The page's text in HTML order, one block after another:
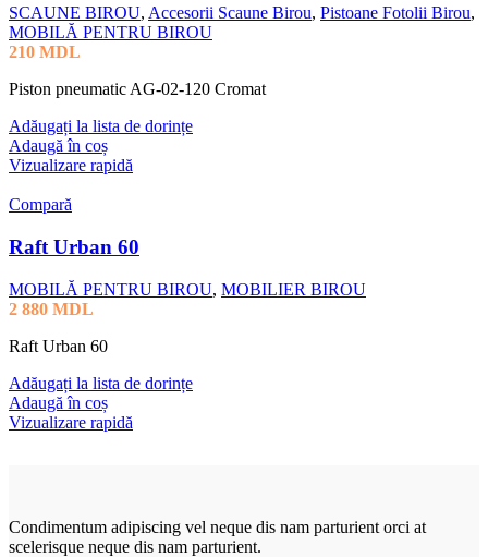
SCAUNE BIROU, Accesorii Scaune Birou, Pistoane Fotolii Birou,
MOBILĂ PENTRU BIROU
210 MDL
Piston pneumatic AG-02-120 Cromat
Adăugați la lista de dorințe
Adaugă în coș
Vizualizare rapidă
Compară
Raft Urban 60
MOBILĂ PENTRU BIROU, MOBILIER BIROU
2 880 MDL
Raft Urban 60
Adăugați la lista de dorințe
Adaugă în coș
Vizualizare rapidă
Condimentum adipiscing vel neque dis nam parturient orci at
scelerisque neque dis nam parturient.